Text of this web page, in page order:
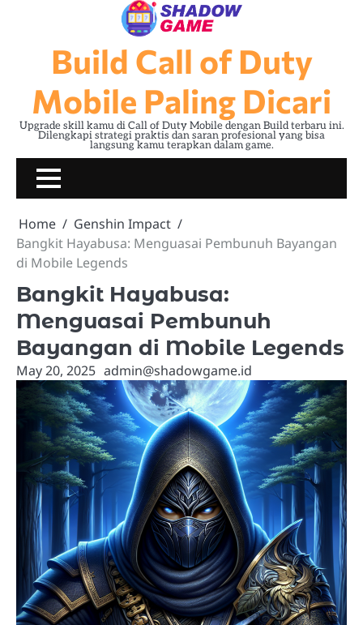
Build Call of Duty
Mobile Paling Dicari
Upgrade skill kamu di Call of Duty Mobile dengan Build terbaru ini.
Dilengkapi strategi praktis dan saran profesional yang bisa
langsung kamu terapkan dalam game.
Home
Genshin Impact
Bangkit Hayabusa: Menguasai Pembunuh Bayangan
di Mobile Legends
Bangkit Hayabusa:
Menguasai Pembunuh
Bayangan di Mobile Legends
May 20, 2025 admin@shadowgame.id